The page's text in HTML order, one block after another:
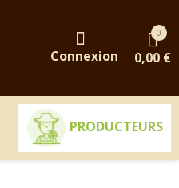
Connexion
0
0,00 €
PRODUCTEURS